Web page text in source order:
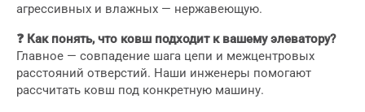
агрессивных и влажных — нержавеющую.
❓ Как понять, что ковш подходит к вашему элеватору?
Главное — совпадение шага цепи и межцентровых
расстояний отверстий. Наши инженеры помогают
рассчитать ковш под конкретную машину.